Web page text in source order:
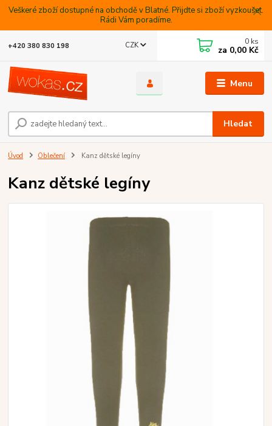
Veškeré zboží dostupné na obchodě v Blatné. Přijdte si zboží vyzkoušet.
Rádi Vám poradíme.
Menu
CZK
Hledat
+420 380 830 198 0 ks
za 0,00 Kč
Úvod Oblečení Kanz dětské legíny
Kanz dětské legíny